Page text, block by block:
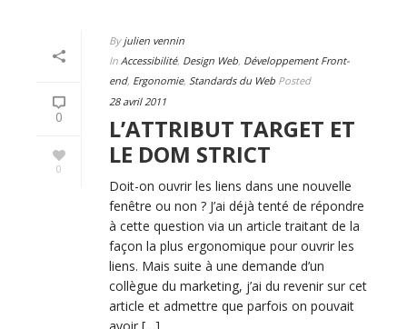
0
0
By julien vennin
In Accessibilité, Design Web, Développement Front-
end, Ergonomie, Standards du Web Posted
28 avril 2011
L’ATTRIBUT TARGET ET
LE DOM STRICT
Doit-on ouvrir les liens dans une nouvelle
fenêtre ou non ? J’ai déjà tenté de répondre
à cette question via un article traitant de la
façon la plus ergonomique pour ouvrir les
liens. Mais suite à une demande d’un
collègue du marketing, j’ai du revenir sur cet
article et admettre que parfois on pouvait